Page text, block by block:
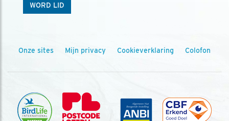
WORD LID
Onze sites Mijn privacy Cookieverklaring Colofon